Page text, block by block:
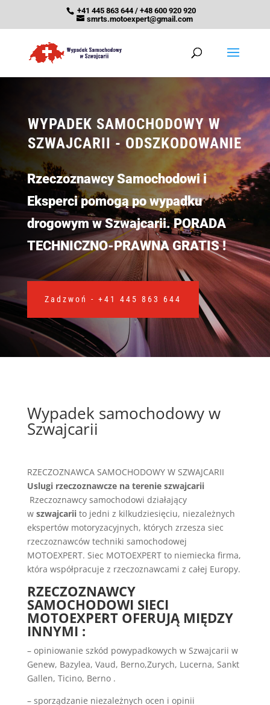
+41 445 863 644 / +48 600 920 920
smrts.motoexpert@gmail.com
WYPADEK SAMOCHODOWY W
SZWAJCARII - ODSZKODOWANIE
Rzeczoznawcy Samochodowi i
Eksperci pomogą po wypadku
drogowym w Szwajcarii. PORADA
TECHNICZNO-PRAWNA GRATIS !
Zadzwoń - +41 445 863 644
Wypadek samochodowy w
Szwajcarii
RZECZOZNAWCA SAMOCHODOWY W SZWAJCARII
Uslugi rzeczoznawcze na terenie szwajcarii
Rzeczoznawcy samochodowi działający
w szwajcarii to jedni z kilkudziesięciu, niezależnych
ekspertów motoryzacyjnych, których zrzesza siec
rzeczoznawców techniki samochodowej
MOTOEXPERT. Siec MOTOEXPERT to niemiecka firma,
która współpracuje z rzeczoznawcami z całej Europy.
RZECZOZNAWCY
SAMOCHODOWI SIECI
MOTOEXPERT OFERUJĄ MIĘDZY
INNYMI :
– opiniowanie szkód powypadkowych w Szwajcarii w
Genew, Bazylea, Vaud, Berno,Zurych, Lucerna, Sankt
Gallen, Ticino, Berno .
– sporządzanie niezależnych ocen i opinii